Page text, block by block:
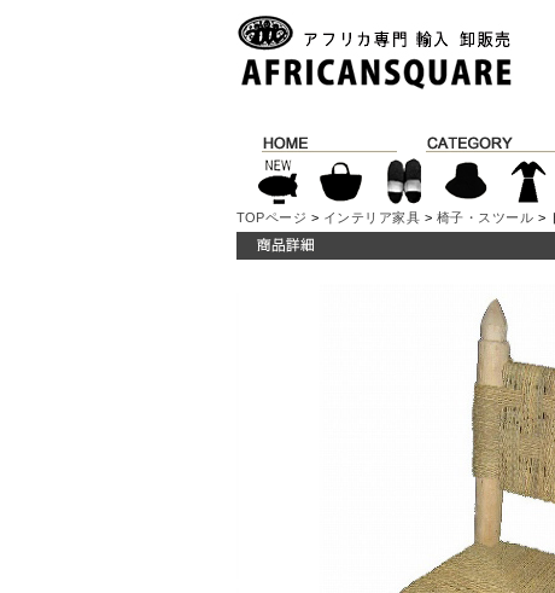
TOPページ > インテリア家具 > 椅子・スツール >